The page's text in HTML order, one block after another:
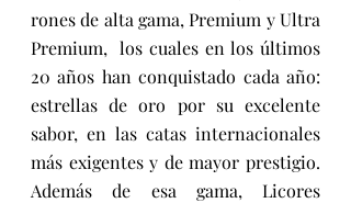
rones de alta gama, Premium y Ultra
Premium,  los cuales en los últimos
20 años han conquistado cada año:
estrellas de oro por su excelente
sabor, en las catas internacionales
más exigentes y de mayor prestigio.
Además de esa gama, Licores